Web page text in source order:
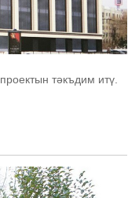
тәкъдим итү.